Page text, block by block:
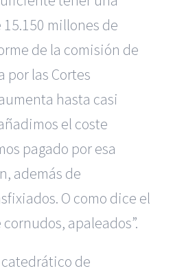
millones de
de la comisión de
por las Cortes
hasta casi
el coste
pagado por esa
además de
O como dice el
apaleados”.
catedrático de